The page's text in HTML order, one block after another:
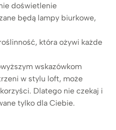
doświetlenie
będą lampy biurkowe,
która ożywi każde
wskazówkom
w stylu loft, może
Dlatego nie czekaj i
tylko dla Ciebie.